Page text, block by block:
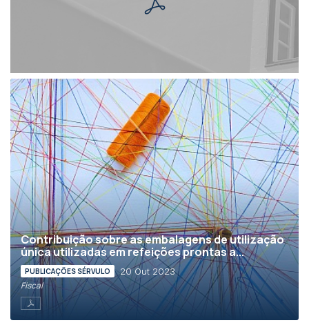
Contribuição sobre as embalagens de utilização
única utilizadas em refeições prontas a...
PUBLICAÇÕES SÉRVULO 20 Out 2023
Fiscal